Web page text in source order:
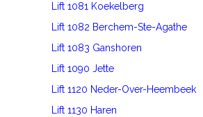
Lift 1081 Koekelberg
Lift 1082 Berchem-Ste-Agathe
Lift 1083 Ganshoren
Lift 1090 Jette
Lift 1120 Neder-Over-Heembeek
Lift 1130 Haren